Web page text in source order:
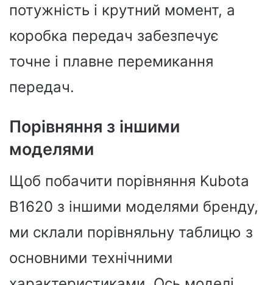
потужність і крутний момент, а
коробка передач забезпечує
точне і плавне перемикання
передач.
Порівняння з іншими
моделями
Щоб побачити порівняння Kubota
B1620 з іншими моделями бренду,
ми склали порівняльну таблицю з
основними технічними